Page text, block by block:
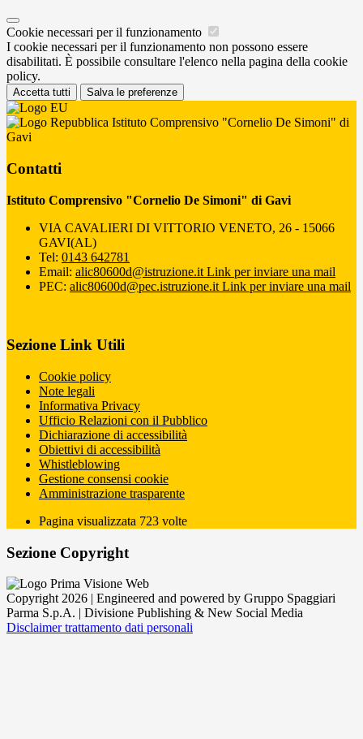
Cookie necessari per il funzionamento
I cookie necessari per il funzionamento non possono essere
disabilitati. È possibile consultare l'elenco nella pagina della cookie
policy.
Accetta tutti Salva le preferenze
Istituto Comprensivo "Cornelio De Simoni" di
Gavi
Contatti
Istituto Comprensivo "Cornelio De Simoni" di Gavi
VIA CAVALIERI DI VITTORIO VENETO, 26 - 15066
GAVI(AL)
Tel: 0143 642781
Email: alic80600d@istruzione.it Link per inviare una mail
PEC: alic80600d@pec.istruzione.it Link per inviare una mail
Sezione Link Utili
Cookie policy
Note legali
Informativa Privacy
Ufficio Relazioni con il Pubblico
Dichiarazione di accessibilità
Obiettivi di accessibilità
Whistleblowing
Gestione consensi cookie
Amministrazione trasparente
Pagina visualizzata 723 volte
Sezione Copyright
Copyright 2026 | Engineered and powered by Gruppo Spaggiari
Parma S.p.A. | Divisione Publishing & New Social Media
Disclaimer trattamento dati personali